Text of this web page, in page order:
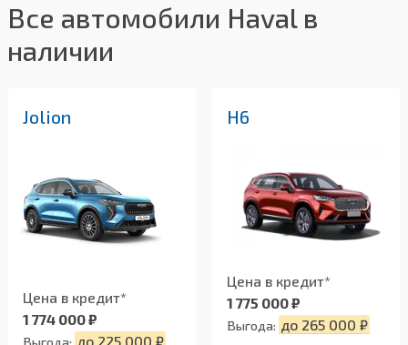
Все автомобили Haval в
наличии
Jolion
Цена в кредит*
1 774 000 ₽
до 225 000 ₽
H6
Цена в кредит*
1 775 000 ₽
Выгода: до 265 000 ₽